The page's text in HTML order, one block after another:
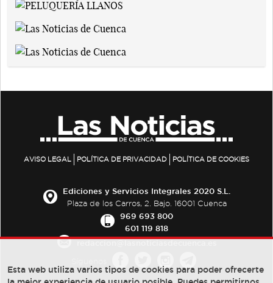
AVISO LEGAL POLÍTICA DE PRIVACIDAD POLÍTICA DE COOKIES
Ediciones y Servicios Integrales 2020 S.L.
Plaza de los Carros, 2. Bajo. 16001 Cuenca
969 693 800
601 119 818
Esta web utiliza varios tipos de cookies para poder ofrecerte